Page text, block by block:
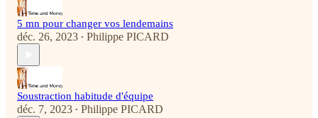
5 mn pour changer vos lendemains
déc. 26, 2023 • Philippe PICARD
Soustraction habitude d'équipe
déc. 7, 2023 • Philippe PICARD